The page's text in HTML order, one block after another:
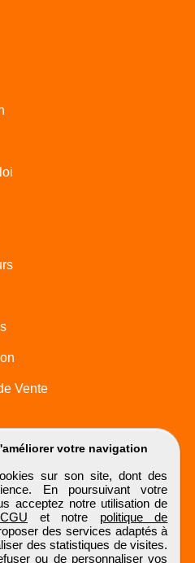
votre navigation
sur son site, dont des
En poursuivant votre
acceptez notre utilisation de
et notre politique de
des services adaptés à
des statistiques de visites.
ou de personnaliser vos
Vente